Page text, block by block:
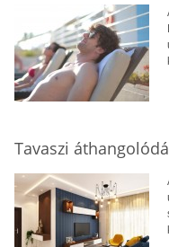
Tavaszi